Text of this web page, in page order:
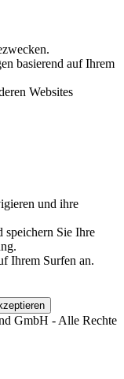
basierend auf Ihrem
Websites
und ihre
speichern Sie Ihre
Ihrem Surfen an.
GmbH - Alle Rechte